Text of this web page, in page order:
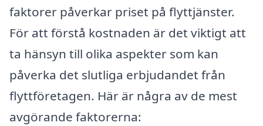
faktorer påverkar priset på flyttjänster.
För att förstå kostnaden är det viktigt att
ta hänsyn till olika aspekter som kan
påverka det slutliga erbjudandet från
flyttföretagen. Här är några av de mest
avgörande faktorerna: